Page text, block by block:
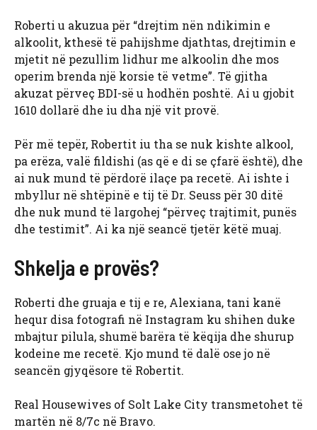
Roberti u akuzua për “drejtim nën ndikimin e
alkoolit, kthesë të pahijshme djathtas, drejtimin e
mjetit në pezullim lidhur me alkoolin dhe mos
operim brenda një korsie të vetme”. Të gjitha
akuzat përveç BDI-së u hodhën poshtë. Ai u gjobit
1610 dollarë dhe iu dha një vit provë.
Për më tepër, Robertit iu tha se nuk kishte alkool,
pa erëza, valë fildishi (as që e di se çfarë është), dhe
ai nuk mund të përdorë ilaçe pa recetë. Ai ishte i
mbyllur në shtëpinë e tij të Dr. Seuss për 30 ditë
dhe nuk mund të largohej “përveç trajtimit, punës
dhe testimit”. Ai ka një seancë tjetër këtë muaj.
Shkelja e provës?
Roberti dhe gruaja e tij e re, Alexiana, tani kanë
hequr disa fotografi në Instagram ku shihen duke
mbajtur pilula, shumë barëra të këqija dhe shurup
kodeine me recetë. Kjo mund të dalë ose jo në
seancën gjyqësore të Robertit.
Real Housewives of Solt Lake City transmetohet të
martën në 8/7c në Bravo.